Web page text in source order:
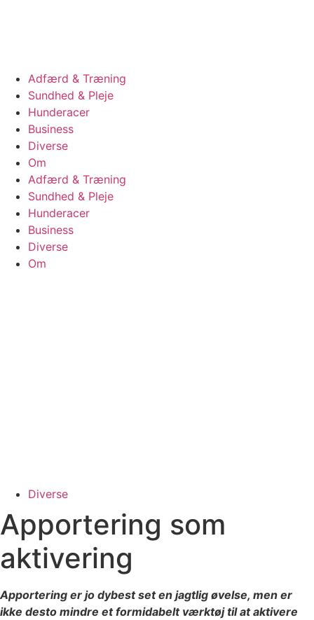
Adfærd & Træning
Sundhed & Pleje
Hunderacer
Business
Diverse
Om
Adfærd & Træning
Sundhed & Pleje
Hunderacer
Business
Diverse
Om
Diverse
Apportering som
aktivering
Apportering er jo dybest set en jagtlig øvelse, men er
ikke desto mindre et formidabelt værktøj til at aktivere